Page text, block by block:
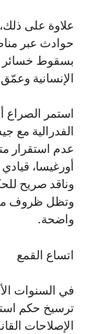
علاوة على
حوادث عبر
بسقوط خسائر
الإنسانية
استمر الصراع
أورغيسا،
وناقد صريح
وتظل ظروف
واضحة.
اتساع القمع
في السنوات
ترسيخ حكم
الإصلاحات